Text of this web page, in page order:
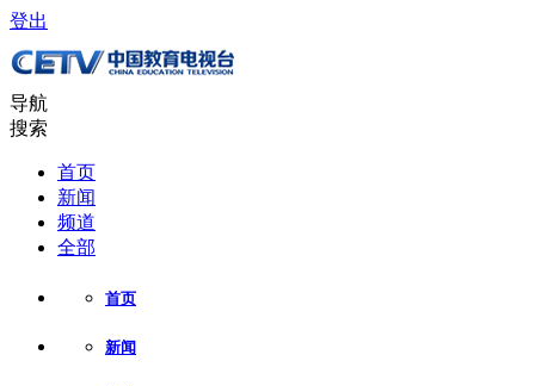
登出
导航
搜索
首页
新闻
频道
全部
首页
新闻